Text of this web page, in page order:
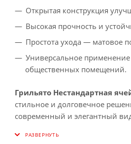
Открытая конструкция
Высокая прочность и
Простота ухода — матовое
Универсальное
общественных помещений.
Грильято Нестандартная
стильное и долговечное
современный и элегантный